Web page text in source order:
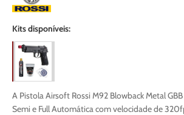
Kits disponíveis:
A Pistola Airsoft Rossi M92 Blowback Metal
Semi e Full Automática com velocidade de